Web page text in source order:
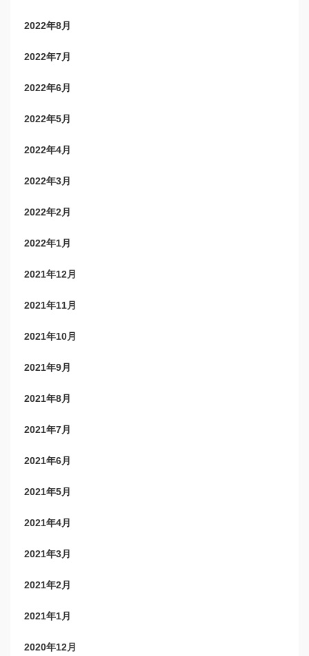
2022年8月
2022年7月
2022年6月
2022年5月
2022年4月
2022年3月
2022年2月
2022年1月
2021年12月
2021年11月
2021年10月
2021年9月
2021年8月
2021年7月
2021年6月
2021年5月
2021年4月
2021年3月
2021年2月
2021年1月
2020年12月